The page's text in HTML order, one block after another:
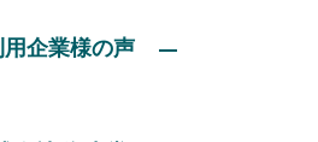
用企業様の声